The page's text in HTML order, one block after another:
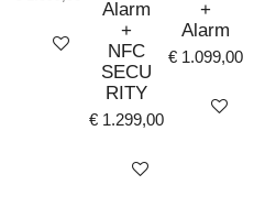
Bekijk details
Alarm
+
NFC
SECU
RITY
€ 1.299,00
Bekijk details
+
Alarm
€ 1.099,00
Bekijk